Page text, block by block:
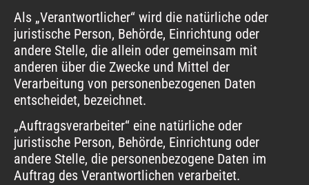
Als „Verantwortlicher“ wird die natürliche oder
juristische Person, Behörde, Einrichtung oder
andere Stelle, die allein oder gemeinsam mit
anderen über die Zwecke und Mittel der
Verarbeitung von personenbezogenen Daten
entscheidet, bezeichnet.
„Auftragsverarbeiter“ eine natürliche oder
juristische Person, Behörde, Einrichtung oder
andere Stelle, die personenbezogene Daten im
Auftrag des Verantwortlichen verarbeitet.